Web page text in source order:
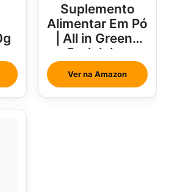
Suplemento
Alimentar Em Pó
| All in Greens
Brainjuice
Abacaxi Com
Hortelã
Ver na Amazon